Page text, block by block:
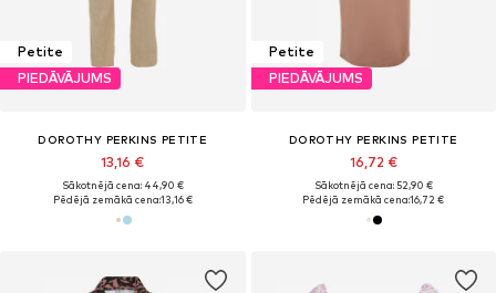
Petite
PIEDĀVĀJUMS
DOROTHY PERKINS PETITE
13,16 €
Sākotnējā cena: 44,90 €
Pēdējā zemākā cena:13,16 €
Petite
PIEDĀVĀJUMS
DOROTHY PERKINS PETITE
16,72 €
Sākotnējā cena: 52,90 €
Pēdējā zemākā cena:16,72 €